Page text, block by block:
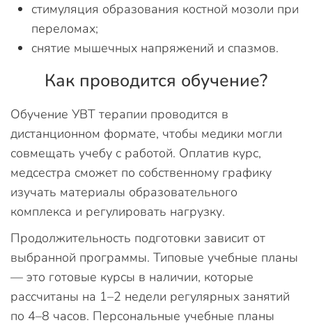
стимуляция образования костной мозоли при
переломах;
снятие мышечных напряжений и спазмов.
Как проводится обучение?
Обучение УВТ терапии проводится в
дистанционном формате, чтобы медики могли
совмещать учебу с работой. Оплатив курс,
медсестра сможет по собственному графику
изучать материалы образовательного
комплекса и регулировать нагрузку.
Продолжительность подготовки зависит от
выбранной программы. Типовые учебные планы
— это готовые курсы в наличии, которые
рассчитаны на 1–2 недели регулярных занятий
по 4–8 часов. Персональные учебные планы